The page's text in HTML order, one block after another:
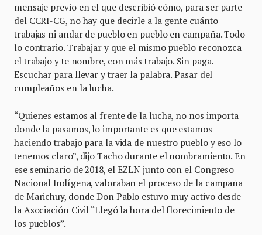
mensaje previo en el que describió cómo, para ser parte
del CCRI-CG, no hay que decirle a la gente cuánto
trabajas ni andar de pueblo en pueblo en campaña. Todo
lo contrario. Trabajar y que el mismo pueblo reconozca
el trabajo y te nombre, con más trabajo. Sin paga.
Escuchar para llevar y traer la palabra. Pasar del
cumpleaños en la lucha.
“Quienes estamos al frente de la lucha, no nos importa
donde la pasamos, lo importante es que estamos
haciendo trabajo para la vida de nuestro pueblo y eso lo
tenemos claro”, dijo Tacho durante el nombramiento. En
ese seminario de 2018, el EZLN junto con el Congreso
Nacional Indígena, valoraban el proceso de la campaña
de Marichuy, donde Don Pablo estuvo muy activo desde
la Asociación Civil “Llegó la hora del florecimiento de
los pueblos”.